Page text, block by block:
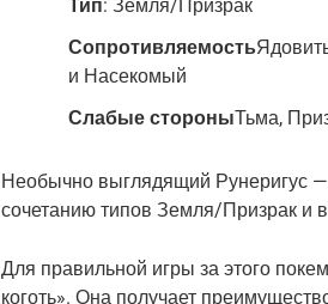
Тип: Земля/Призрак
Сопротивляемость
и Насекомый
Слабые стороныТьма,
Необычно выглядящий Рунеригус
сочетанию типов Земля/Призрак и
Для правильной игры за этого
коготь». Она получает